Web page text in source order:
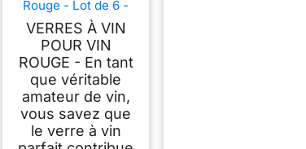
Rouge - Lot de 6 -
53cl - Résistant au
Lave-Vaisselle -
Cadeau pour le Vin
VERRES À VIN
POUR VIN
ROUGE - En tant
que véritable
amateur de vin,
vous savez que
le verre à vin